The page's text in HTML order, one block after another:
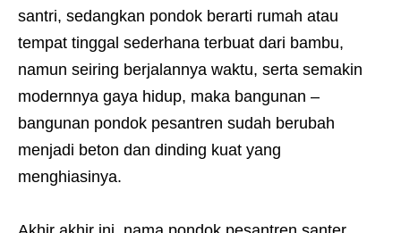
santri, sedangkan pondok berarti rumah atau
tempat tinggal sederhana terbuat dari bambu,
namun seiring berjalannya waktu, serta semakin
modernnya gaya hidup, maka bangunan –
bangunan pondok pesantren sudah berubah
menjadi beton dan dinding kuat yang
menghiasinya.